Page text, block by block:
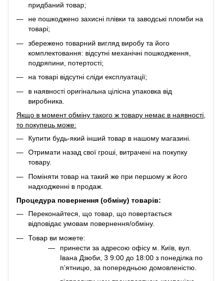
придбаний товар;
не пошкоджено захисні плівки та заводські пломби на
товарі;
збережено товарний вигляд виробу та його
комплектовання: відсутні механічні пошкодження,
подряпини, потертості;
на товарі відсутні сліди експлуатації;
в наявності оригінальна цілісна упаковка від
виробника.
Якщо в момент обміну такого ж товару немає в наявності,
то покупець може:
Купити будь-який інший товар в нашому магазині.
Отримати назад свої гроші, витрачені на покупку
товару.
Поміняти товар на такий же при першому ж його
надходженні в продаж.
Процедура повернення (обміну) товарів:
Переконайтеся, що товар, що повертається
відповідає умовам повернення/обміну.
Товар ви можете:
принести за адресою офісу м. Київ, вул.
Івана Дзюби, 3 9:00 до 18:00 з понеділка по
п’ятницю, за попередньою домовленістю.